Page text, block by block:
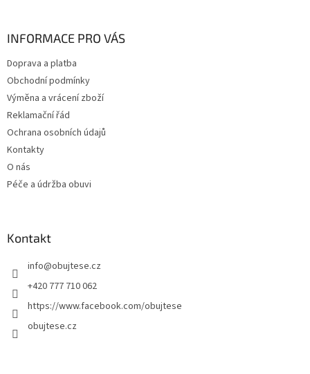
INFORMACE PRO VÁS
Doprava a platba
Obchodní podmínky
Výměna a vrácení zboží
Reklamační řád
Ochrana osobních údajů
Kontakty
O nás
Péče a údržba obuvi
Kontakt
info@obujtese.cz
+420 777 710 062
https://www.facebook.com/obujtese
obujtese.cz